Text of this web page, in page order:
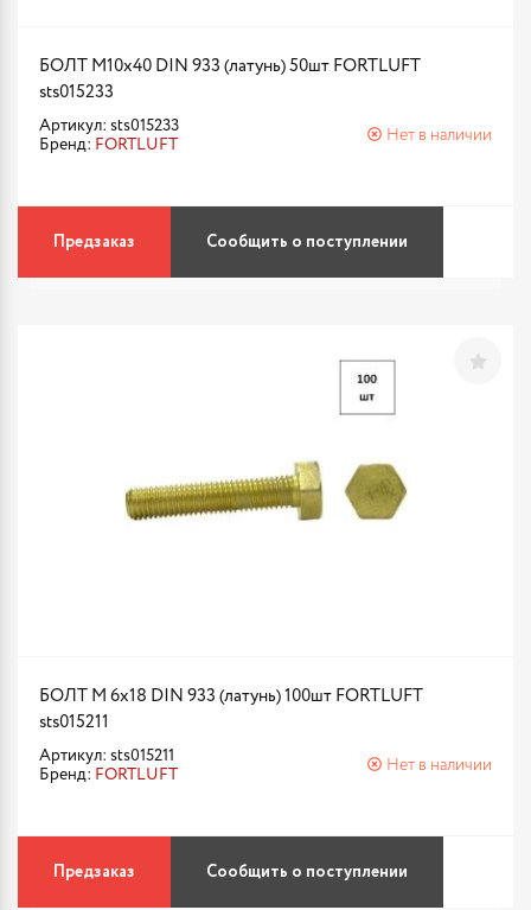
БОЛТ М10х40 DIN 933 (латунь) 50шт FORTLUFT
sts015233
Артикул: sts015233
Бренд: FORTLUFT
Нет в наличии
Предзаказ Сообщить о поступлении
БОЛТ М 6х18 DIN 933 (латунь) 100шт FORTLUFT
sts015211
Артикул: sts015211
Бренд: FORTLUFT
Нет в наличии
Предзаказ Сообщить о поступлении